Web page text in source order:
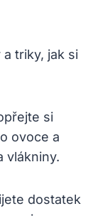
triky, jak si
si
ovoce a
vlákniny.
dostatek